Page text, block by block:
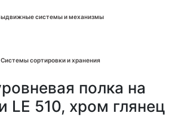
системы и механизмы
Системы сортировки и хранения
полка на
LE 510, хром глянец